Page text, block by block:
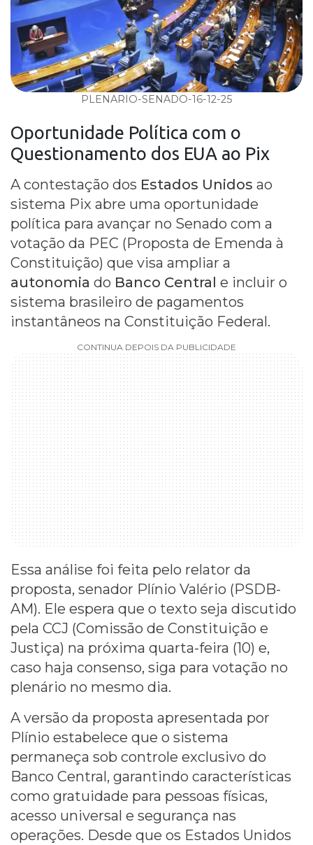
PLENARIO-SENADO-16-12-25
Oportunidade Política com o
Questionamento dos EUA ao Pix
A contestação dos Estados Unidos ao
sistema Pix abre uma oportunidade
política para avançar no Senado com a
votação da PEC (Proposta de Emenda à
Constituição) que visa ampliar a
autonomia do Banco Central e incluir o
sistema brasileiro de pagamentos
instantâneos na Constituição Federal.
CONTINUA DEPOIS DA PUBLICIDADE
Essa análise foi feita pelo relator da
proposta, senador Plínio Valério (PSDB-
AM). Ele espera que o texto seja discutido
pela CCJ (Comissão de Constituição e
Justiça) na próxima quarta-feira (10) e,
caso haja consenso, siga para votação no
plenário no mesmo dia.
A versão da proposta apresentada por
Plínio estabelece que o sistema
permaneça sob controle exclusivo do
Banco Central, garantindo características
como gratuidade para pessoas físicas,
acesso universal e segurança nas
operações. Desde que os Estados Unidos